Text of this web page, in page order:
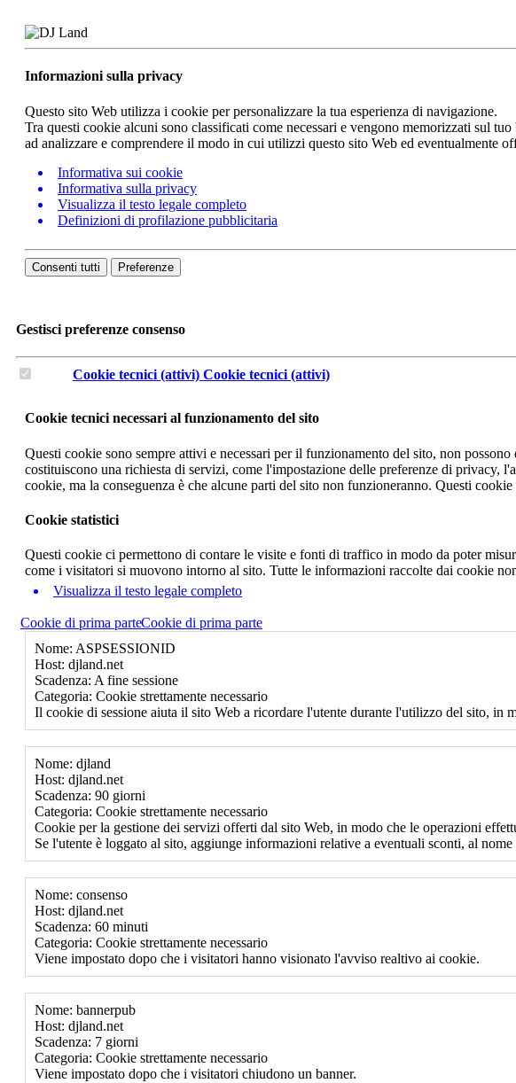
Informazioni sulla privacy
Questo sito Web utilizza i cookie per personalizzare la tua esperienza di navigazione.
Tra questi cookie alcuni sono classificati come necessari e vengono memorizzati sul
ad analizzare e comprendere il modo in cui utilizzi questo sito Web ed
Informativa sui cookie
Informativa sulla privacy
Visualizza il testo legale completo
Definizioni di profilazione pubblicitaria
Consenti tutti Preferenze
Gestisci preferenze consenso
Cookie tecnici (attivi) Cookie tecnici (attivi)
Cookie tecnici necessari al funzionamento del sito
Questi cookie sono sempre attivi e necessari per il funzionamento del sito, non
costituiscono una richiesta di servizi, come l'impostazione delle preferenze di privacy,
cookie, ma la conseguenza è che alcune parti del sito non funzioneranno. Questi
Cookie statistici
Questi cookie ci permettono di contare le visite e fonti di traffico in modo da poter
come i visitatori si muovono intorno al sito. Tutte le informazioni raccolte dai cookie
Visualizza il testo legale completo
Cookie di prima parteCookie di prima parte
Nome: ASPSESSIONID
Host: djland.net
Scadenza: A fine sessione
Categoria: Cookie strettamente necessario
Il cookie di sessione aiuta il sito Web a ricordare l'utente durante l'utilizzo del sito, in
Nome: djland
Host: djland.net
Scadenza: 90 giorni
Categoria: Cookie strettamente necessario
Cookie per la gestione dei servizi offerti dal sito Web, in modo che le operazioni
Se l'utente è loggato al sito, aggiunge informazioni relative a eventuali sconti, al
Nome: consenso
Host: djland.net
Scadenza: 60 minuti
Categoria: Cookie strettamente necessario
Viene impostato dopo che i visitatori hanno visionato l'avviso realtivo ai cookie.
Nome: bannerpub
Host: djland.net
Scadenza: 7 giorni
Categoria: Cookie strettamente necessario
Viene impostato dopo che i visitatori chiudono un banner.